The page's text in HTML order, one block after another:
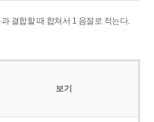
결합할 때 합쳐서 1 음절로 적는다.
보기